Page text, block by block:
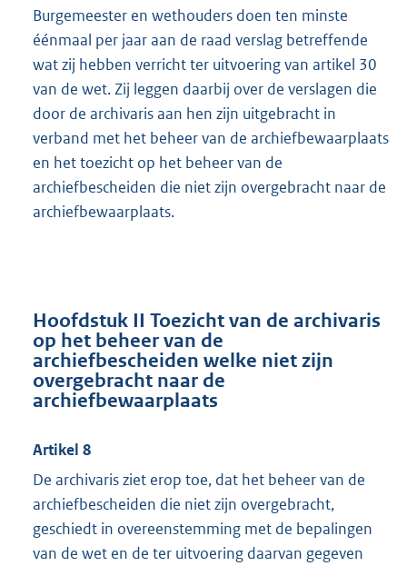
Burgemeester en wethouders doen ten minste
éénmaal per jaar aan de raad verslag betreffende
wat zij hebben verricht ter uitvoering van artikel 30
van de wet. Zij leggen daarbij over de verslagen die
door de archivaris aan hen zijn uitgebracht in
verband met het beheer van de archiefbewaarplaats
en het toezicht op het beheer van de
archiefbescheiden die niet zijn overgebracht naar de
archiefbewaarplaats.
Hoofdstuk II Toezicht van de archivaris
op het beheer van de
archiefbescheiden welke niet zijn
overgebracht naar de
archiefbewaarplaats
Artikel 8
De archivaris ziet erop toe, dat het beheer van de
archiefbescheiden die niet zijn overgebracht,
geschiedt in overeenstemming met de bepalingen
van de wet en de ter uitvoering daarvan gegeven